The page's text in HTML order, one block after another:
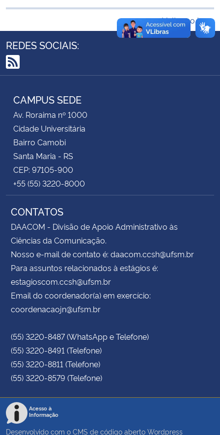
Secretaria de Governo
Gabinete de Segurança Institucional
Advocacia-Geral da União
Planalto
Voltar ao topo
REDES SOCIAIS:
RSS
CAMPUS SEDE
Av. Roraima nº 1000
Cidade Universitária
Bairro Camobi
Santa Maria - RS
CEP: 97105-900
+55 (55) 3220-8000
CONTATOS
DAACOM - Divisão de Apoio Administrativo às
Ciências da Comunicação.
Nosso e-mail de contato é: daacom.ccsh@ufsm.br
Para assuntos relacionados à estágios é:
estagioscom.ccsh@ufsm.br
Email do coordenador(a) em exercício:
coordenacaojn@ufsm.br
(55) 3220-8487 (WhatsApp e Telefone)
(55) 3220-8491 (Telefone)
(55) 3220-8811 (Telefone)
(55) 3220-8579 (Telefone)
Acesso à
Informação
Desenvolvido com o CMS de código aberto Wordpress